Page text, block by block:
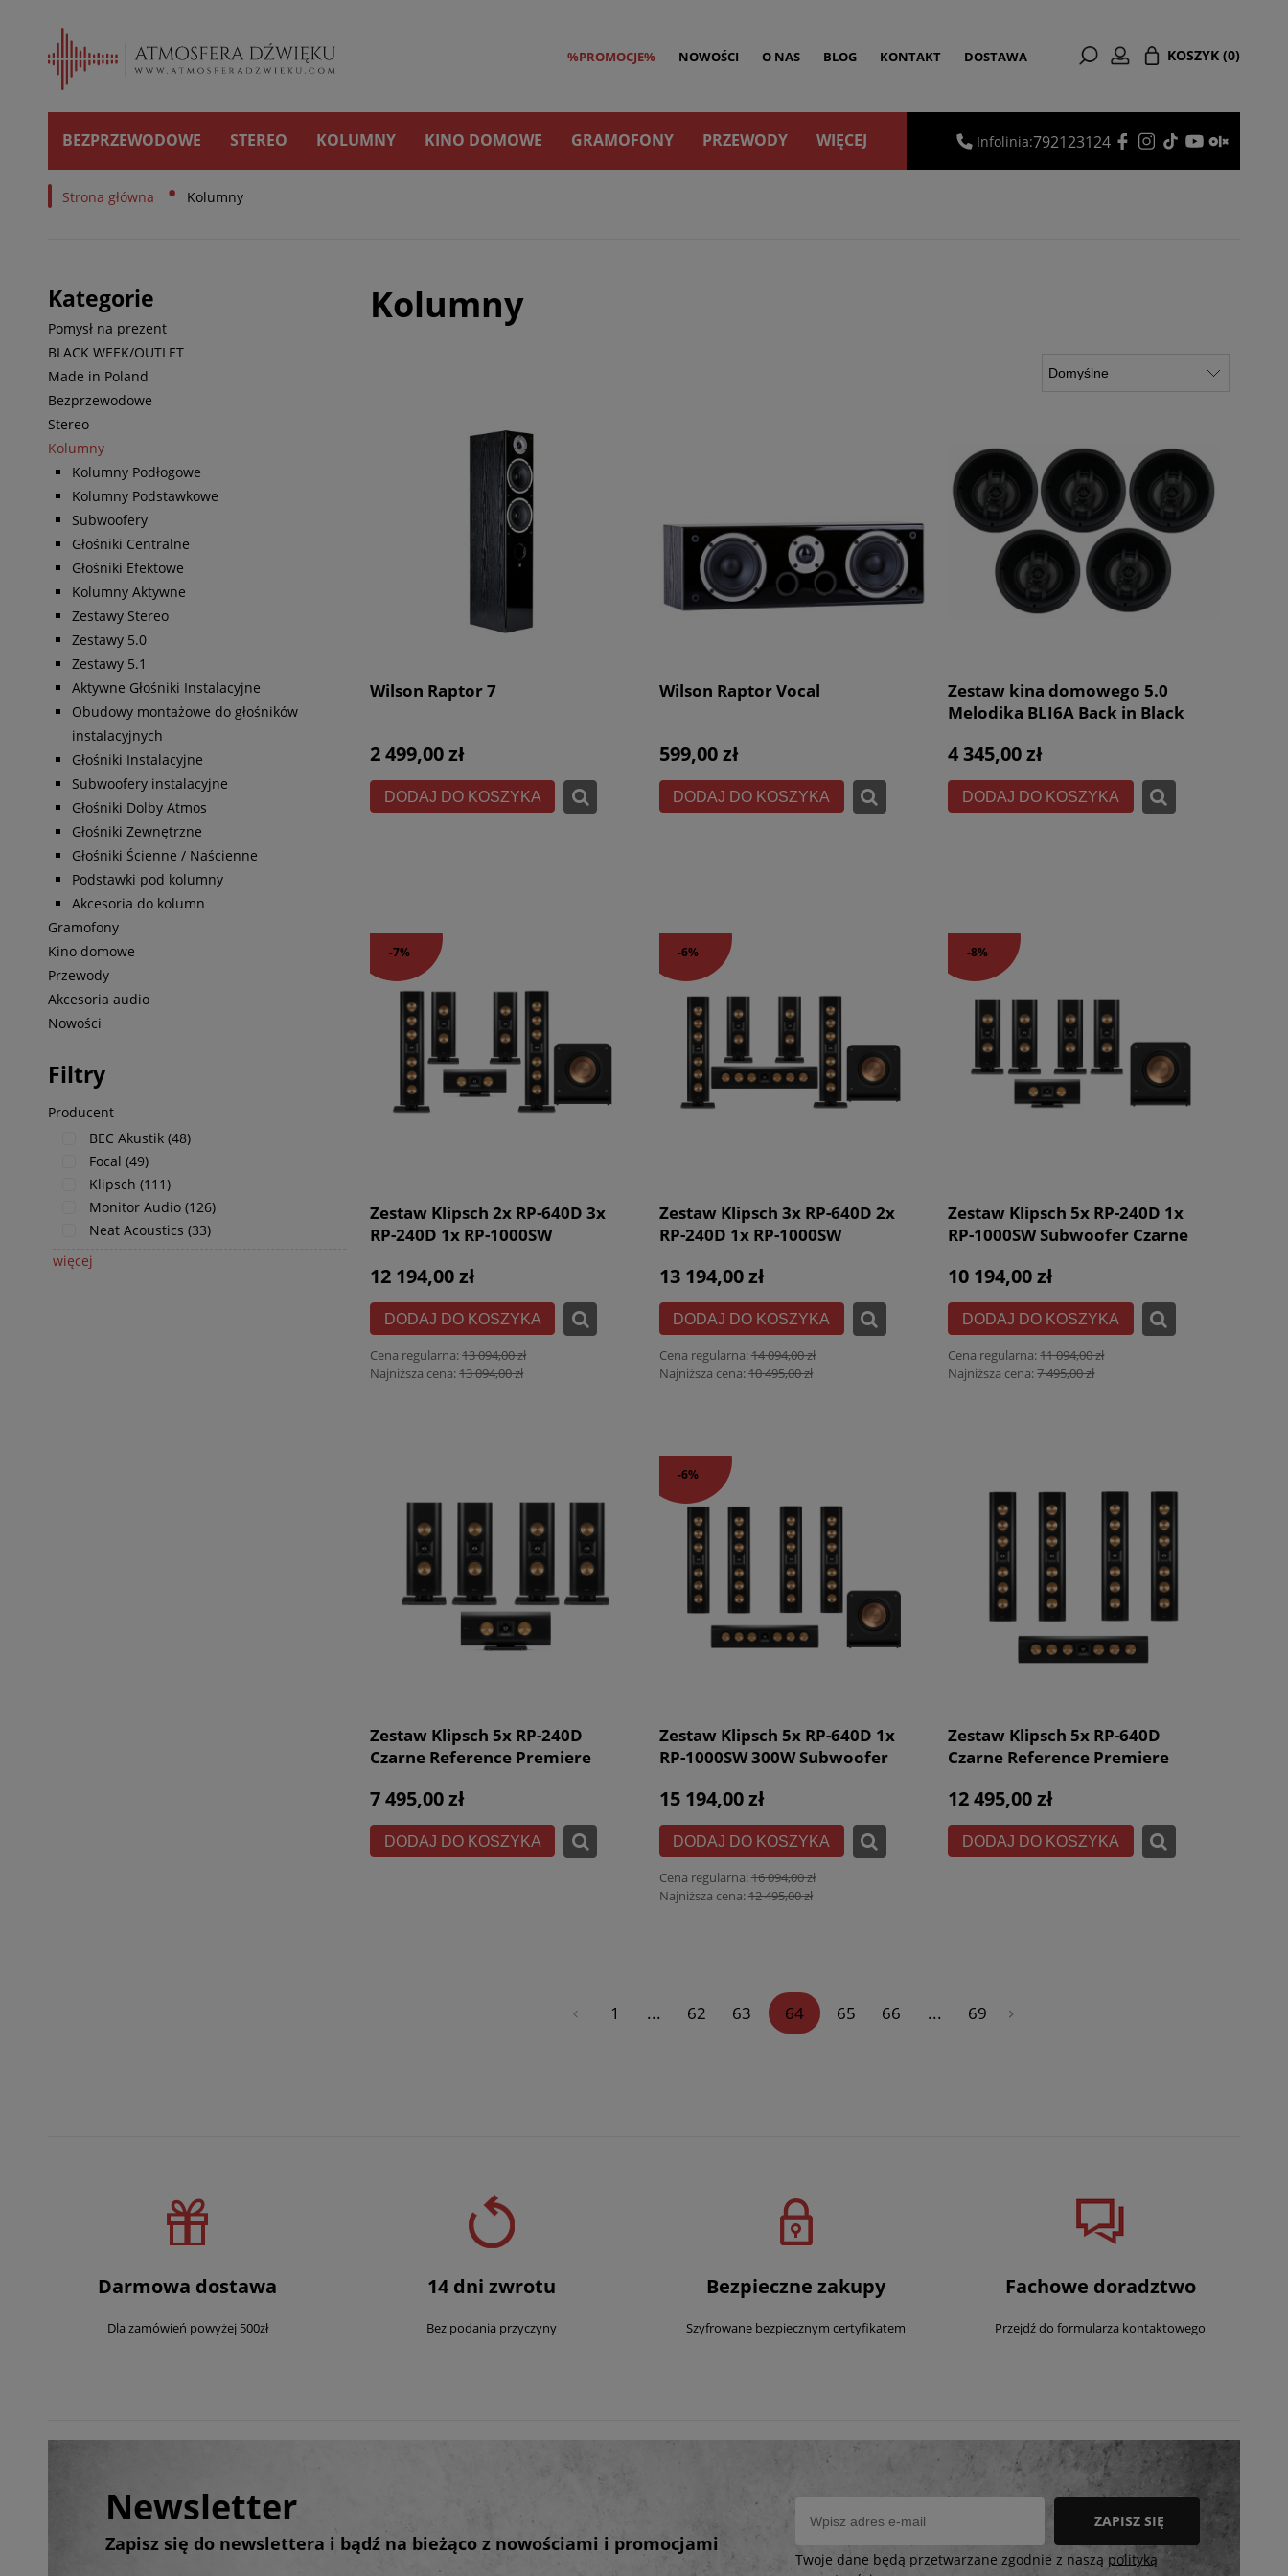
KOSZYK (0)
%PROMOCJE% NOWOŚCI O NAS BLOG KONTAKT DOSTAWA
BEZPRZEWODOWE STEREO KOLUMNY KINO DOMOWE GRAMOFONY PRZEWODY WIĘCEJ Infolinia:792123124
Strona główna • Kolumny
Kategorie
Pomysł na prezent
BLACK WEEK/OUTLET
Made in Poland
Bezprzewodowe
Stereo
Kolumny
Kolumny Podłogowe
Kolumny Podstawkowe
Subwoofery
Głośniki Centralne
Głośniki Efektowe
Kolumny Aktywne
Zestawy Stereo
Zestawy 5.0
Zestawy 5.1
Aktywne Głośniki Instalacyjne
Obudowy montażowe do głośników
instalacyjnych
Głośniki Instalacyjne
Subwoofery instalacyjne
Głośniki Dolby Atmos
Głośniki Zewnętrzne
Głośniki Ścienne / Naścienne
Podstawki pod kolumny
Akcesoria do kolumn
Gramofony
Kino domowe
Przewody
Akcesoria audio
Nowości
Filtry
Producent
BEC Akustik (48)
Focal (49)
Klipsch (111)
Monitor Audio (126)
Neat Acoustics (33)
więcej
Kolumny
Wilson Raptor 7
2 499,00 zł
DODAJ DO KOSZYKA
Wilson Raptor Vocal
599,00 zł
DODAJ DO KOSZYKA
Zestaw kina domowego 5.0
Melodika BLI6A Back in Black
głośników
4 345,00 zł
DODAJ DO KOSZYKA
Zestaw Klipsch 2x RP-640D 3x
RP-240D 1x RP-1000SW
Premiere Kino Domowe 5.1
12 194,00 zł
Cena regularna:13 094,00 zł
Najniższa cena:13 094,00 zł
DODAJ DO KOSZYKA
-7%
Zestaw Klipsch 3x RP-640D 2x
RP-240D 1x RP-1000SW
Premiere Kino Domowe 5.1
13 194,00 zł
Cena regularna:14 094,00 zł
Najniższa cena:10 495,00 zł
DODAJ DO KOSZYKA
-6%
Zestaw Klipsch 5x RP-240D 1x
RP-1000SW Subwoofer Czarne
Domowe 5.1
10 194,00 zł
Cena regularna:11 094,00 zł
Najniższa cena:7 495,00 zł
DODAJ DO KOSZYKA
-8%
Zestaw Klipsch 5x RP-240D
Czarne Reference Premiere
7 495,00 zł
DODAJ DO KOSZYKA
Zestaw Klipsch 5x RP-640D 1x
RP-1000SW 300W Subwoofer
Kino Domowe 5.1
15 194,00 zł
Cena regularna:16 094,00 zł
Najniższa cena:12 495,00 zł
DODAJ DO KOSZYKA
-6%
Zestaw Klipsch 5x RP-640D
Czarne Reference Premiere
12 495,00 zł
DODAJ DO KOSZYKA
« 1 ... 62 63 64 65 66 ... 69
Darmowa dostawa
Dla zamówień powyżej 500zł
14 dni zwrotu
Bez podania przyczyny
Bezpieczne zakupy
Szyfrowane bezpiecznym certyfikatem
Fachowe doradztwo
Przejdź do formularza kontaktowego
Newsletter
Zapisz się do newslettera i bądź na bieżąco z nowościami i promocjami
ZAPISZ SIĘ
Twoje dane będą przetwarzane zgodnie z naszą polityką